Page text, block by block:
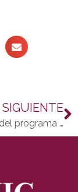
SIGUIENTE
Ampliación del programa de turismo y termalismo 2012 de Cocemfe